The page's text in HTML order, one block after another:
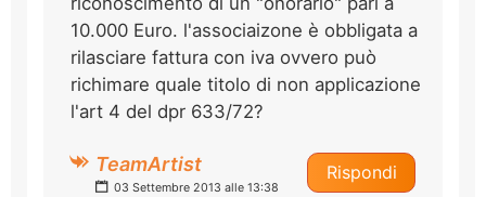
10.000 Euro. l'associaizone è obbligata a
rilasciare fattura con iva ovvero può
richimare quale titolo di non applicazione
l'art 4 del dpr 633/72?
Rispondi
TeamArtist
03 Settembre 2013 alle 13:38